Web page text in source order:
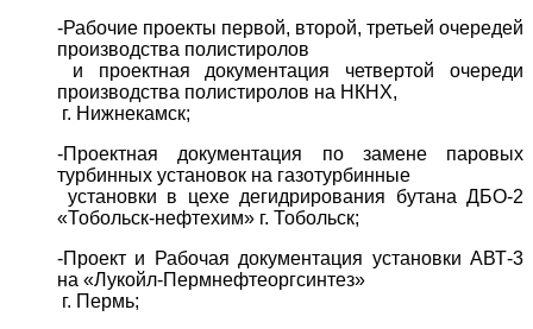
-Рабочие проекты первой, второй, третьей очередей
производства полистиролов
и проектная документация четвертой очереди
производства полистиролов на НКНХ,
г. Нижнекамск;
-Проектная документация по замене паровых
турбинных установок на газотурбинные
установки в цехе дегидрирования бутана ДБО-2
«Тобольск-нефтехим» г. Тобольск;
-Проект и Рабочая документация установки АВТ-3
на «Лукойл-Пермнефтеоргсинтез»
г. Пермь;